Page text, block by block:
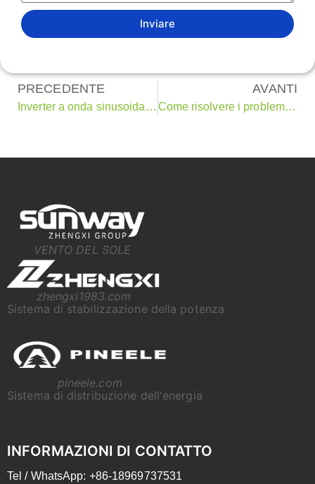
Inviare
PRECEDENTE
Inverter a onda sinusoidale pura: la guida definitiva
AVANTI
Come risolvere i problemi di bassa tensione in casa: Una guida completa
VENTO DEL SOLE
zhengxi1983.com
Sistema di stabilizzazione della potenza
pineele.com
Sistema di distribuzione dell'energia
INFORMAZIONI DI CONTATTO
Tel / WhatsApp: +86-18969737531